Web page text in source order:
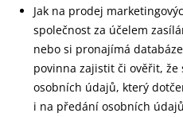
Jak na prodej
společnost za účelem
nebo si pronajímá
povinna zajistit či ověřit, že
osobních údajů, který
i na předání osobních